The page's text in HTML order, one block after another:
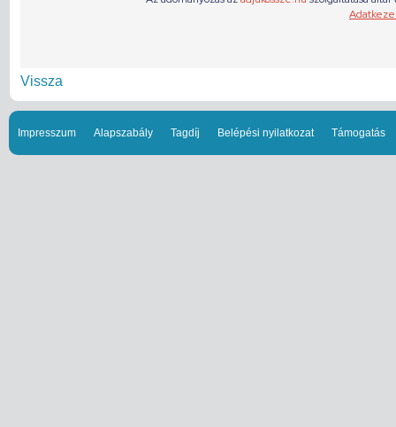
Vissza
Impresszum Alapszabály Tagdíj Belépési nyilatkozat Támogatás